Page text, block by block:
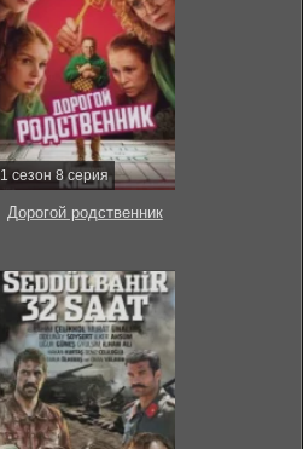
1 сезон 8 серия
Дорогой родственник